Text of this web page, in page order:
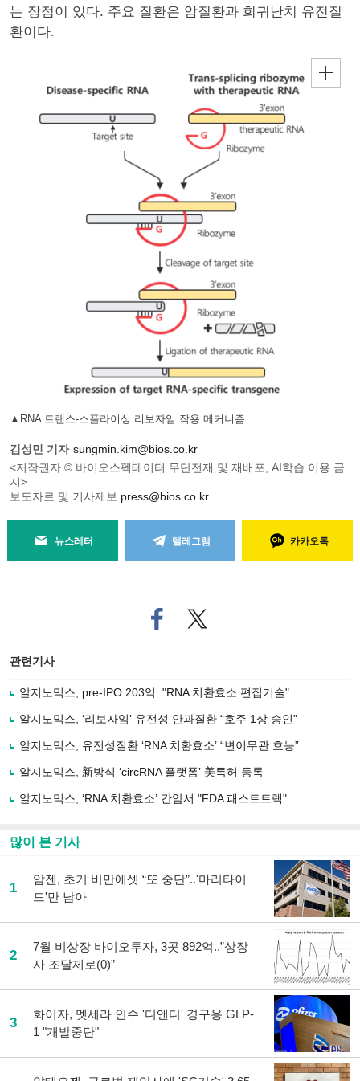
는 장점이 있다. 주요 질환은 암질환과 희귀난치 유전질
환이다.
▲RNA 트랜스-스플라이싱 리보자임 작용 메커니즘
김성민 기자 sungmin.kim@bios.co.kr
<저작권자 © 바이오스펙테이터 무단전재 및 재배포, AI학습 이용 금
지>
보도자료 및 기사제보 press@bios.co.kr
뉴스레터 텔레그램 카카오톡
페
이
로
기
사
유
기
트위
터로
관련기사
알지노믹스, pre-IPO 203억.."RNA 치환효소 편집기술"
알지노믹스, ‘리보자임’ 유전성 안과질환 “호주 1상 승인”
알지노믹스, 유전성질환 ‘RNA 치환효소’ “변이무관 효능”
알지노믹스, 新방식 ‘circRNA 플랫폼’ 美특허 등록
알지노믹스, ‘RNA 치환효소’ 간암서 "FDA 패스트트랙"
많이 본 기사
1
암젠, 초기 비만에셋 “또 중단”..'마리타이
드'만 남아
2
7월 비상장 바이오투자, 3곳 892억..”상장
사 조달제로(0)”
3
화이자, 멧세라 인수 '디앤디' 경구용 GLP-
1 "개발중단"